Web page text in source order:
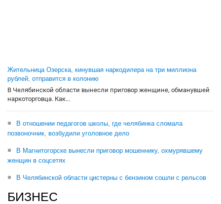
Жительница Озерска, кинувшая наркодилера на три миллиона
рублей, отправится в колонию
В Челябинской области вынесли приговор женщине, обманувшей
наркоторговца. Как...
В отношении педагогов школы, где челябинка сломала
позвоночник, возбудили уголовное дело
В Магнитогорске вынесли приговор мошеннику, охмурявшему
женщин в соцсетях
В Челябинской области цистерны с бензином сошли с рельсов
БИЗНЕС